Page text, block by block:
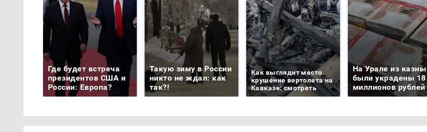
Где будет встреча
президентов США и
России: Европа?
Такую зиму в России
никто не ждал: как
так?!
Как выглядит место
крушение вертолета на
Кавказе: смотреть
На Урале из казны
были украдены 18
миллионов рублей